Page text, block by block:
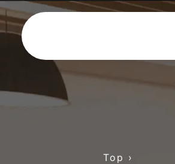
Top ›